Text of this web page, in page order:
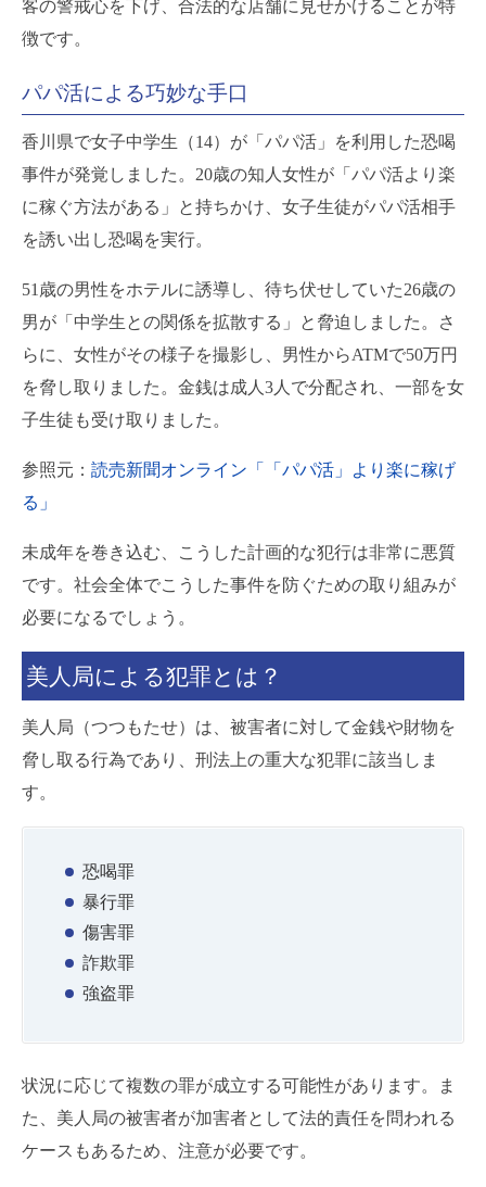
客の警戒心を下げ、合法的な店舗に見せかけることが特
徴です。
パパ活による巧妙な手口
香川県で女子中学生（14）が「パパ活」を利用した恐喝
事件が発覚しました。20歳の知人女性が「パパ活より楽
に稼ぐ方法がある」と持ちかけ、女子生徒がパパ活相手
を誘い出し恐喝を実行。
51歳の男性をホテルに誘導し、待ち伏せしていた26歳の
男が「中学生との関係を拡散する」と脅迫しました。さ
らに、女性がその様子を撮影し、男性からATMで50万円
を脅し取りました。金銭は成人3人で分配され、一部を女
子生徒も受け取りました。
参照元： 読売新聞オンライン「「パパ活」より楽に稼げ
る」
未成年を巻き込む、こうした計画的な犯行は非常に悪質
です。社会全体でこうした事件を防ぐための取り組みが
必要になるでしょう。
美人局による犯罪とは？
美人局（つつもたせ）は、被害者に対して金銭や財物を
脅し取る行為であり、刑法上の重大な犯罪に該当しま
す。
恐喝罪
暴行罪
傷害罪
詐欺罪
強盗罪
状況に応じて複数の罪が成立する可能性があります。ま
た、美人局の被害者が加害者として法的責任を問われる
ケースもあるため、注意が必要です。